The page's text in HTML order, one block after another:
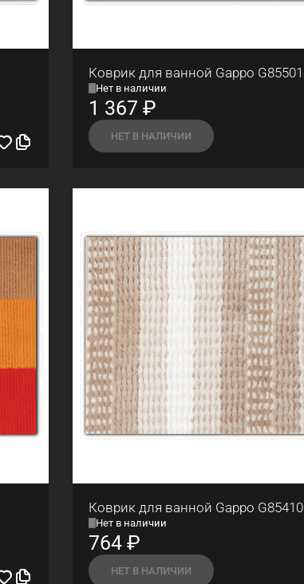
Коврик для ванной Gappo G85501
Нет в наличии
1 367 ₽
НЕТ В НАЛИЧИИ
Коврик для ванной Gappo G85410
Нет в наличии
764₽
НЕТ В НАЛИЧИИ